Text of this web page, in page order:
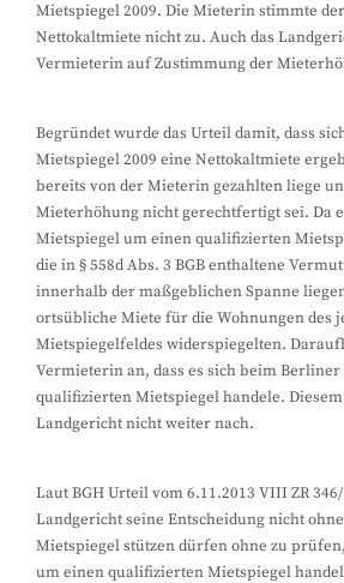
Mietspiegel 2009. Die Mieterin stimmte
Nettokaltmiete nicht zu. Auch das
Vermieterin auf Zustimmung der
Begründet wurde das Urteil damit, dass
Mietspiegel 2009 eine Nettokaltmiete
bereits von der Mieterin gezahlten liege
Mieterhöhung nicht gerechtfertigt sei. Da
Mietspiegel um einen qualifizierten
die in § 558d Abs. 3 BGB enthaltene
innerhalb der maßgeblichen Spanne
ortsübliche Miete für die Wohnungen des
Mietspiegelfeldes widerspiegelten.
Vermieterin an, dass es sich beim
qualifizierten Mietspiegel handele. Diesem
Landgericht nicht weiter nach.
Laut BGH Urteil vom 6.11.2013 VIII ZR
Landgericht seine Entscheidung nicht
Mietspiegel stützen dürfen ohne zu
um einen qualifizierten Mietspiegel